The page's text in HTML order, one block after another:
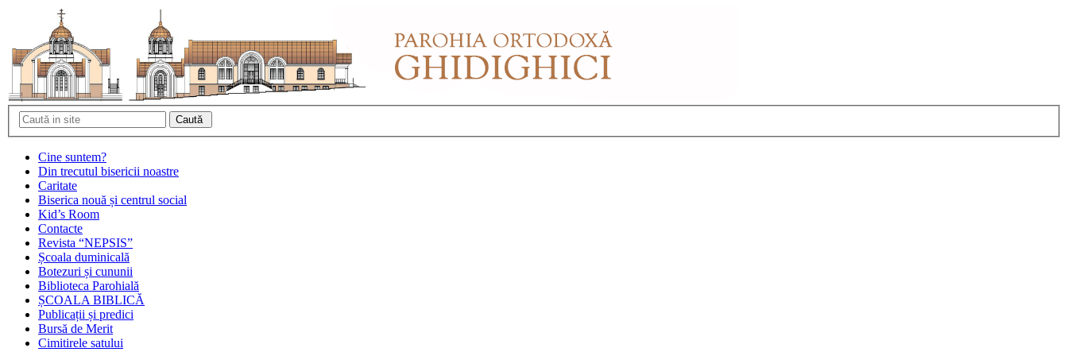
Cine suntem?
Din trecutul bisericii noastre
Caritate
Biserica nouă și centrul social
Kid’s Room
Contacte
Revista “NEPSIS”
Școala duminicală
Botezuri și cununii
Biblioteca Parohială
ȘCOALA BIBLICĂ
Publicații și predici
Bursă de Merit
Cimitirele satului